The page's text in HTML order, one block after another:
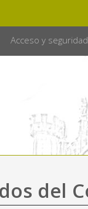
Acceso y seguridad
del